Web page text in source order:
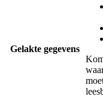
Gelakte gegevens